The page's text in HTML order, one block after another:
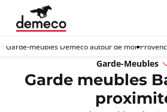
Garde-meubles Demeco autour de moi
Garde-Meubles
Garde meubles